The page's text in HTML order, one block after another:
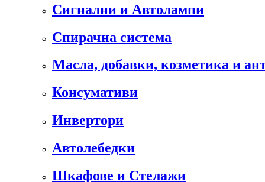
Сигнални и Автолампи
Спирачна система
Масла, добавки, козметика и
Консумативи
Инвертори
Автолебедки
Шкафове и Стелажи